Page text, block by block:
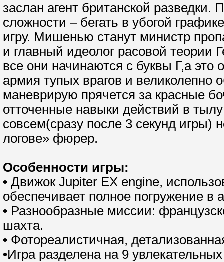
заслан агент британской
сложности – бегать в убогой
игру. Мишенью станут министр
и главный идеолог расовой теории
все они начинаются с буквы Г,а это
армия тупых врагов и великолепно
маневрирую прячется за красные
отточенные навыки действий в
совсем(сразу после 3 секунд игры)
логове» фюрер.
Особенности игры:
• Движок Jupiter EX engine,
обеспечивает полное погружение
• Разнообразные миссии:
шахта.
• Фотореалистичная,
•Игра разделена на 9